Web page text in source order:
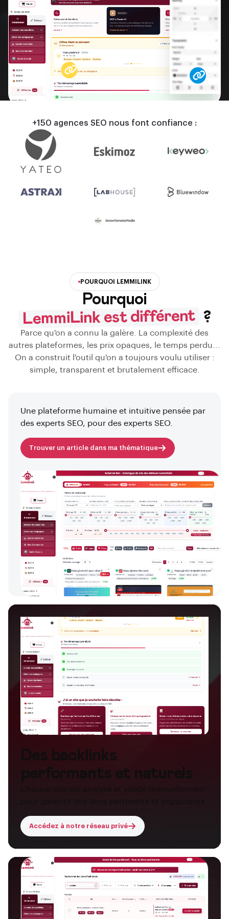
+150 agences SEO nous font confiance :
POURQUOI LEMMILINK
Pourquoi
LemmiLink est différent ?
Parce qu'on a connu la galère. La complexité des
autres plateformes, les prix opaques, le temps perdu...
On a construit l'outil qu'on a toujours voulu utiliser :
simple, transparent et brutalement efficace.
Une plateforme humaine et intuitive pensée par
des experts SEO, pour des experts SEO.
Trouver un article dans ma thématique
Des backlinks
performants et naturels
Chaque site est analysé et validé manuellement
Accédez à notre réseau privé